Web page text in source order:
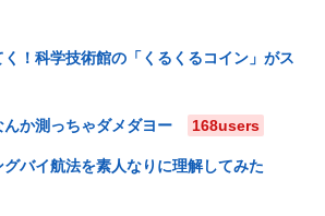
！科学技術館の「くるくるコイン」がス
か測っちゃダメダヨー 168users
バイ航法を素人なりに理解してみた